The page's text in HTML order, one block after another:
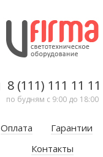
8 (111) 111 11 11
по будням с 9:00 до 18:00
Оплата Гарантии
Контакты